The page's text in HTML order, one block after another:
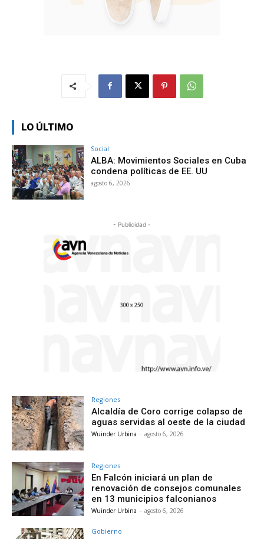
LO ÚLTIMO
Social
ALBA: Movimientos Sociales en Cuba
condena políticas de EE. UU
agosto 6, 2026
- Publicidad -
Regiones
Alcaldía de Coro corrige colapso de
aguas servidas al oeste de la ciudad
Wuinder Urbina - agosto 6, 2026
Regiones
En Falcón iniciará un plan de
renovación de consejos comunales
en 13 municipios falconianos
Wuinder Urbina - agosto 6, 2026
Gobierno